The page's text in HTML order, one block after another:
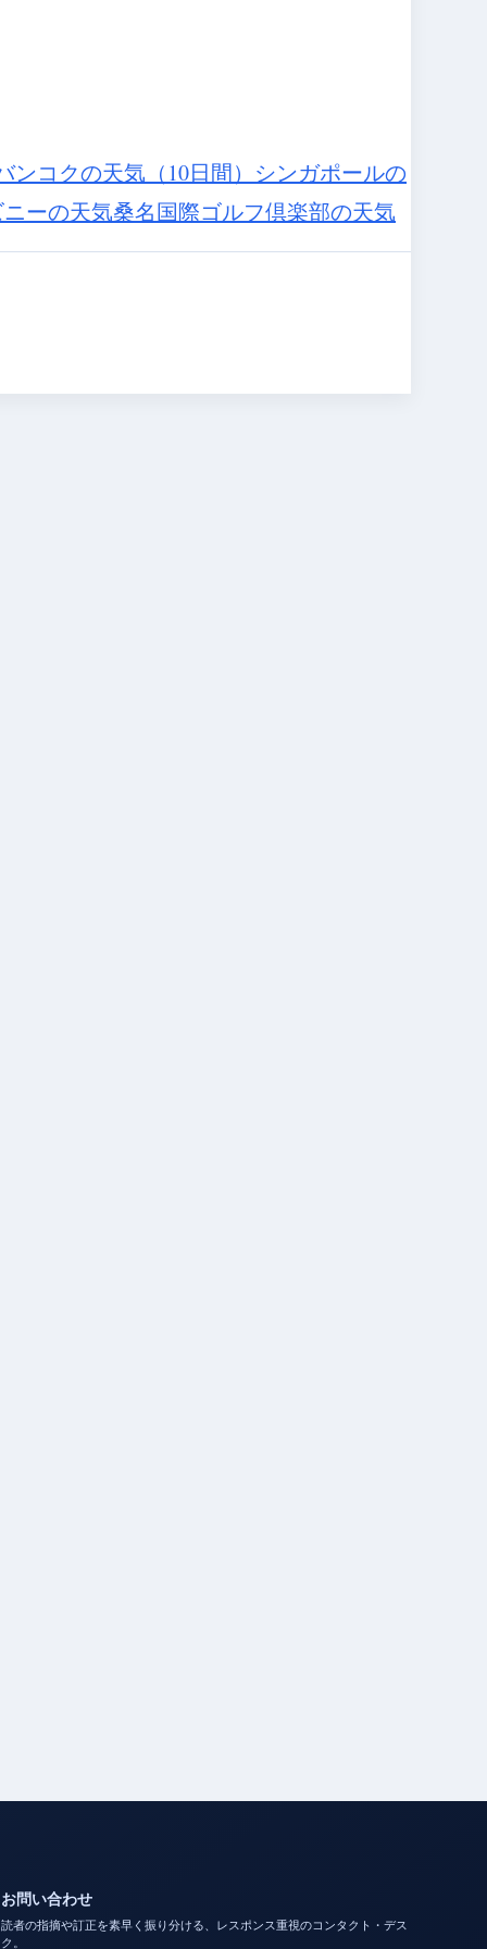
ンコクの天気（10日間） シンガポールの
ーの天気桑名国際ゴルフ倶楽部の天気
読者の指摘や訂正を素早く振り分ける、レスポンス重視のコンタクト・デス
ク。
お問い合わせ